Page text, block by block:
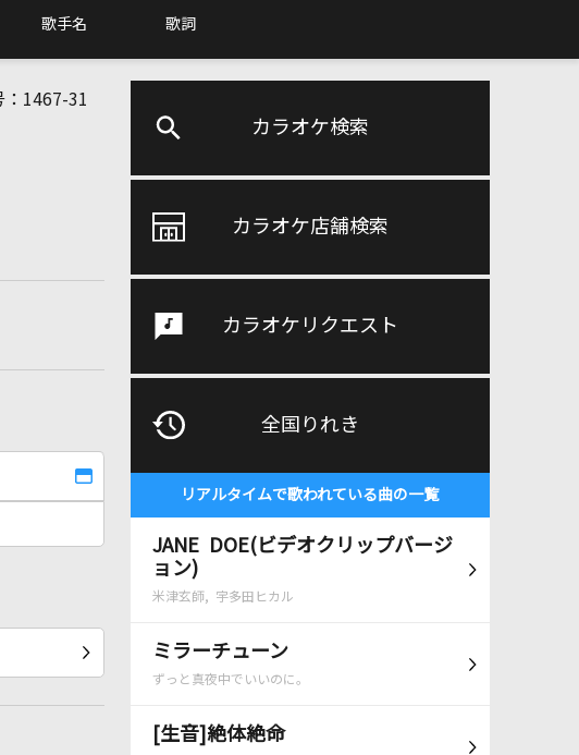
歌手名 歌詞
カラオケ検索
カラオケ店舗検索
カラオケリクエスト
全国りれき
リアルタイムで歌われている曲の一覧
JANE DOE(ビデオクリップバージ
ョン)
米津玄師, 宇多田ヒカル
ミラーチューン
ずっと真夜中でいいのに。
[生音]絶体絶命
1467-31